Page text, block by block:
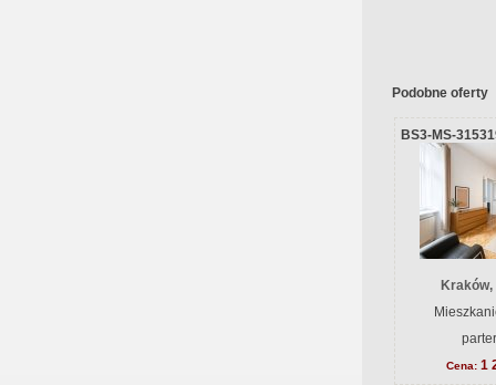
Podobne oferty
BS3-MS-
Cena: 1